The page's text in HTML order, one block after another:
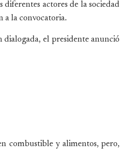
actores de la sociedad
a la convocatoria.
el presidente anunció
combustible y alimentos, pero,